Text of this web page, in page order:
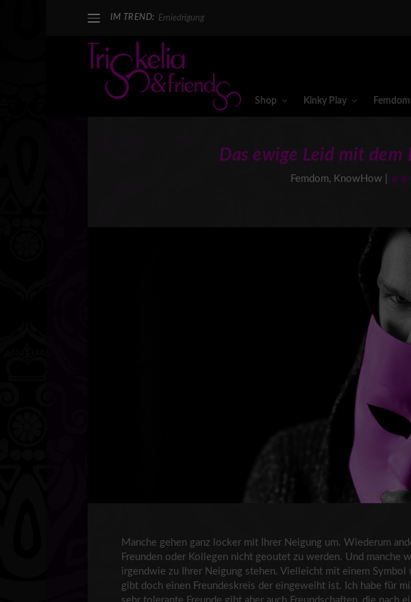
IM TREND: Erniedrigung
Shop Kinky Play Femdom
Das ewige Leid mit dem
Femdom, KnowHow|
Manche gehen ganz locker mit Ihrer Neigung um. Wiederum
Freunden oder Kollegen nicht geoutet zu werden. Und manche
irgendwie zu Ihrer Neigung stehen. Vielleicht mit einem Symbol
gibt doch einen Freundeskreis der eingeweiht ist. Ich habe für